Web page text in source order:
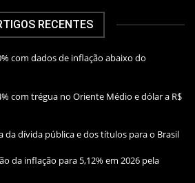
RECENTES
com dados de inflação abaixo do
com trégua no Oriente Médio e dólar a R$
da dívida pública e dos títulos para o Brasil
da inflação para 5,12% em 2026 pela